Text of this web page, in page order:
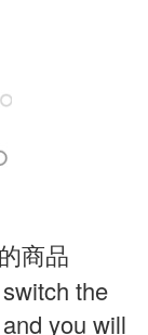
商品
the
you will